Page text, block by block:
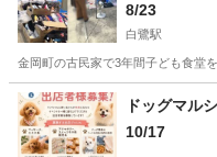
8/23
白鷺駅
金岡町の古民家で3年間子ども食堂
大阪 堺市 白鷺駅 フ
ドッグマル
10/17